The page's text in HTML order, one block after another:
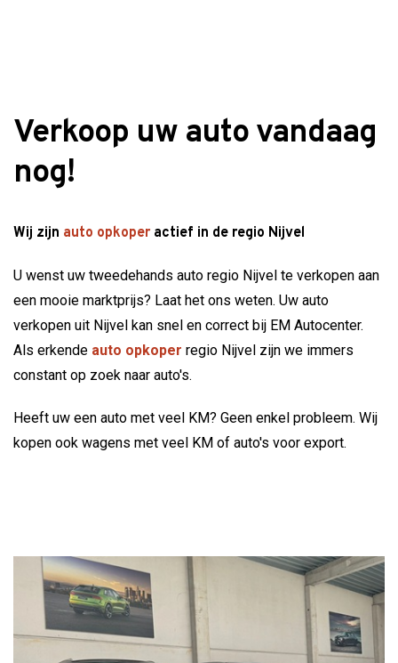
Verkoop uw auto vandaag
nog!
Wij zijn auto opkoper actief in de regio Nijvel
U wenst uw tweedehands auto regio Nijvel te verkopen aan
een mooie marktprijs? Laat het ons weten. Uw auto
verkopen uit Nijvel kan snel en correct bij EM Autocenter.
Als erkende auto opkoper regio Nijvel zijn we immers
constant op zoek naar auto's.
Heeft uw een auto met veel KM? Geen enkel probleem. Wij
kopen ook wagens met veel KM of auto's voor export.